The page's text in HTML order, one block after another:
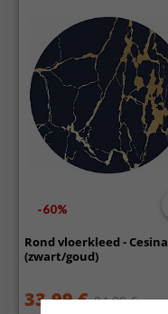
-60%
Rond vloerkleed - Cesina
(zwart/goud)
33.99 € 84.99 €